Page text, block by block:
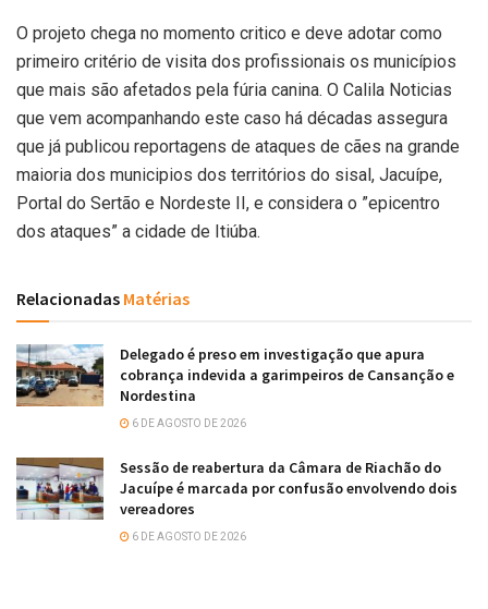
O projeto chega no momento critico e deve adotar como
primeiro critério de visita dos profissionais os municípios
que mais são afetados pela fúria canina. O Calila Noticias
que vem acompanhando este caso há décadas assegura
que já publicou reportagens de ataques de cães na grande
maioria dos municipios dos territórios do sisal, Jacuípe,
Portal do Sertão e Nordeste II, e considera o ”epicentro
dos ataques” a cidade de Itiúba.
Relacionadas Matérias
Delegado é preso em investigação que apura
cobrança indevida a garimpeiros de Cansanção e
Nordestina
6 DE AGOSTO DE 2026
Sessão de reabertura da Câmara de Riachão do
Jacuípe é marcada por confusão envolvendo dois
vereadores
6 DE AGOSTO DE 2026